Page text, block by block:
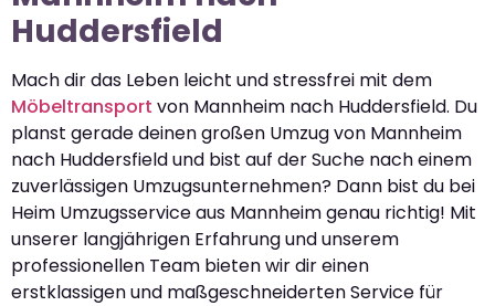
Huddersfield
Mach dir das Leben leicht und stressfrei mit dem
Möbeltransport von Mannheim nach Huddersfield. Du
planst gerade deinen großen Umzug von Mannheim
nach Huddersfield und bist auf der Suche nach einem
zuverlässigen Umzugsunternehmen? Dann bist du bei
Heim Umzugsservice aus Mannheim genau richtig! Mit
unserer langjährigen Erfahrung und unserem
professionellen Team bieten wir dir einen
erstklassigen und maßgeschneiderten Service für